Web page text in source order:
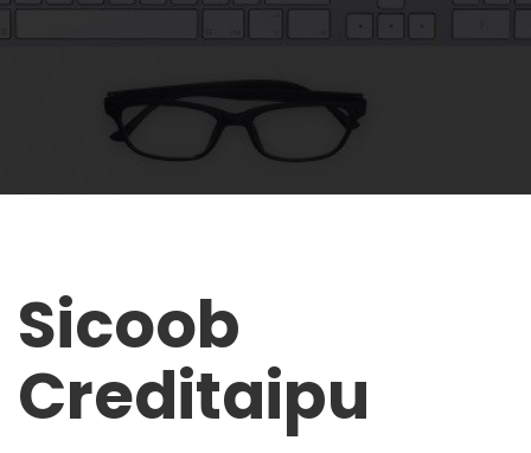
Sicoob
Creditaipu